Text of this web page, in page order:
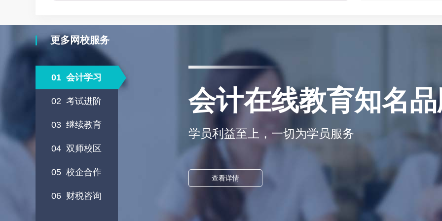
更多网校服务
01 会计学习
02 考试进阶
03 继续教育
04 双师校区
05 校企合作
06 财税咨询
会计在线教育知名
学员利益至上，一切为学员服务
查看详情